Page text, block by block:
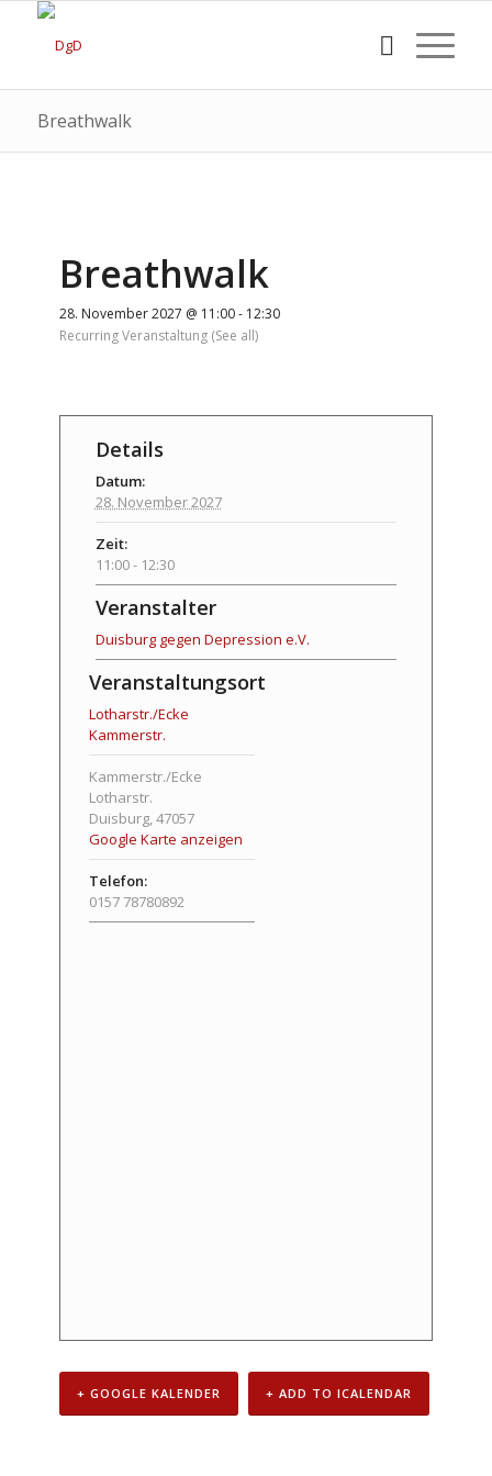
Breathwalk
Breathwalk
28. November 2027 @ 11:00- 12:30
Recurring Veranstaltung (See all)
Details
Datum:
28. November 2027
Zeit:
11:00 - 12:30
Veranstalter
Duisburg gegen Depression e.V.
Veranstaltungsort
Lotharstr./Ecke
Kammerstr.
Kammerstr./Ecke
Lotharstr.
Duisburg,47057
Google Karte anzeigen
Telefon:
0157 78780892
+ GOOGLE KALENDER + ADD TO ICALENDAR